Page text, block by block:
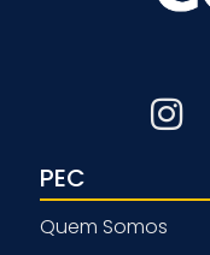
PEC
Quem Somos